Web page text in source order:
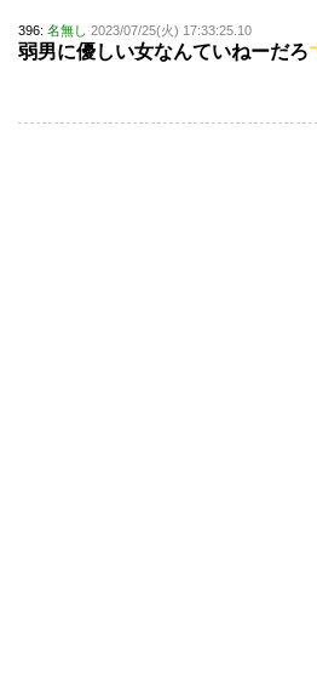
396: 名無し 2023/07/25(火) 17:33:25.10
弱男に優しい女なんていねーだろ